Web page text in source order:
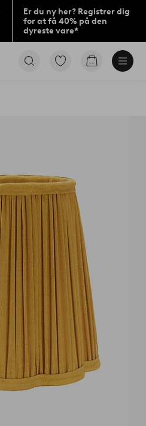
Er du ny her? Registrer dig
for at få 40% på den
dyreste vare*
Gå
Gå